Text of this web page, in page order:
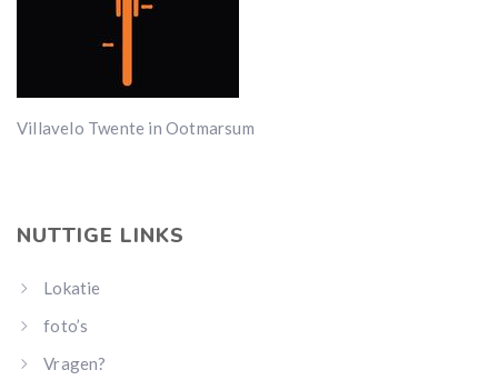
Villavelo Twente in Ootmarsum
NUTTIGE LINKS
Lokatie
foto’s
Vragen?